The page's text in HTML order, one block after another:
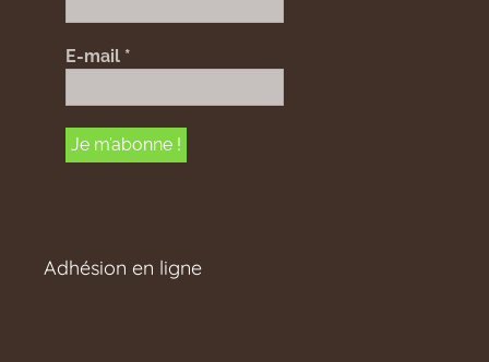
E-mail *
Adhésion en ligne